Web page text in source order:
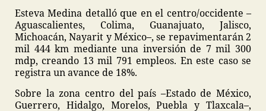
Esteva Medina detalló que en el centro/occidente –
Aguascalientes, Colima, Guanajuato, Jalisco,
Michoacán, Nayarit y México–, se repavimentarán 2
mil 444 km mediante una inversión de 7 mil 300
mdp, creando 13 mil 791 empleos. En este caso se
registra un avance de 18%.
Sobre la zona centro del país –Estado de México,
Guerrero, Hidalgo, Morelos, Puebla y Tlaxcala–,